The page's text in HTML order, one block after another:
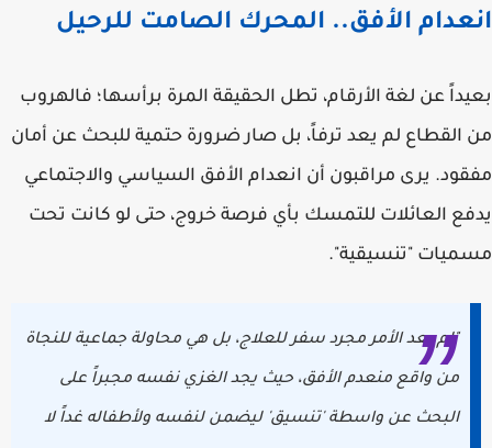
انعدام الأفق.. المحرك الصامت للرحيل
بعيداً عن لغة الأرقام، تطل الحقيقة المرة برأسها؛ فالهروب
من القطاع لم يعد ترفاً، بل صار ضرورة حتمية للبحث عن أمان
مفقود. يرى مراقبون أن انعدام الأفق السياسي والاجتماعي
يدفع العائلات للتمسك بأي فرصة خروج، حتى لو كانت تحت
مسميات "تنسيقية".
"لم يعد الأمر مجرد سفر للعلاج، بل هي محاولة جماعية للنجاة
من واقع منعدم الأفق، حيث يجد الغزي نفسه مجبراً على
البحث عن واسطة 'تنسيق' ليضمن لنفسه ولأطفاله غداً لا